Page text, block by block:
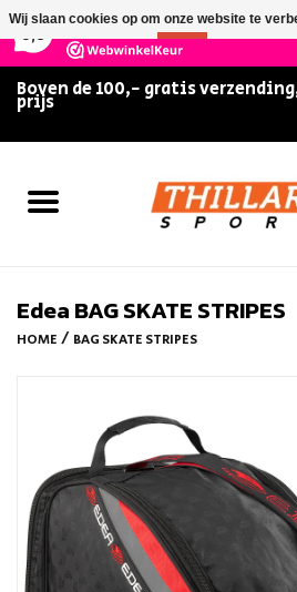
147 Reviews
Boven de 100,- gratis
prijs
Home
FITNESS & ULTIMATE SHAPE
Schaatsen
Edea BAG SKATE STRIPES
HOME / BAG SKATE STRIPES
Wij slaan cookies op om onze website te
Nee